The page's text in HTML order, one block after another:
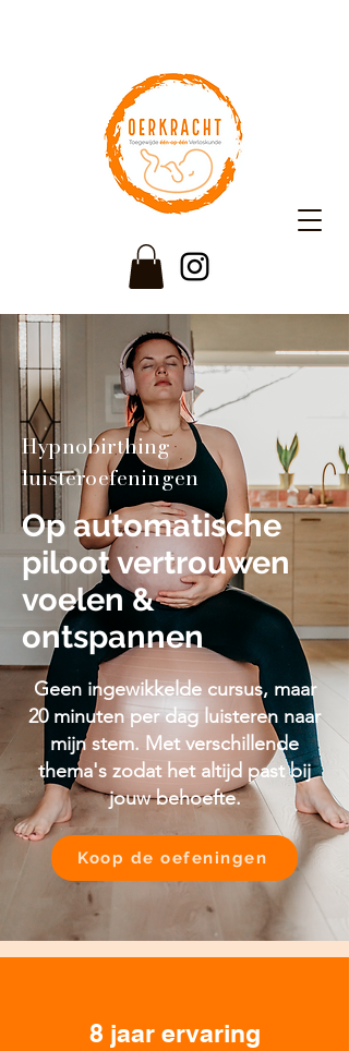
Hypnobirthing
luisteroefeningen
Op automatische
piloot vertrouwen
voelen &
ontspannen
Geen ingewikkelde cursus, maar
20 minuten per dag luisteren naar
mijn stem. Met verschillende
thema's zodat het altijd past bij
jouw behoefte.
Koop de oefeningen
8 jaar ervaring